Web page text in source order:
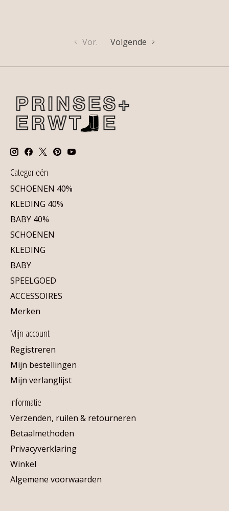
Vor. Volgende
Categorieën
SCHOENEN 40%
KLEDING 40%
BABY 40%
SCHOENEN
KLEDING
BABY
SPEELGOED
ACCESSOIRES
Merken
Mijn account
Registreren
Mijn bestellingen
Mijn verlanglijst
Informatie
Verzenden, ruilen & retourneren
Betaalmethoden
Privacyverklaring
Winkel
Algemene voorwaarden